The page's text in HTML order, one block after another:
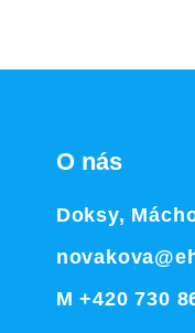
O nás
Doksy,
M +420 730